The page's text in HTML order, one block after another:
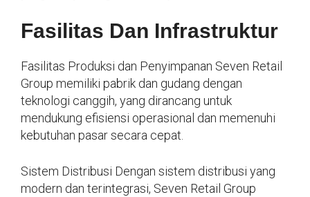
Fasilitas Dan Infrastruktur
Fasilitas Produksi dan Penyimpanan Seven Retail
Group memiliki pabrik dan gudang dengan
teknologi canggih, yang dirancang untuk
mendukung efisiensi operasional dan memenuhi
kebutuhan pasar secara cepat.
Sistem Distribusi Dengan sistem distribusi yang
modern dan terintegrasi, Seven Retail Group